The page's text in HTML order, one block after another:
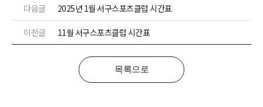
다음글 2025년 1월 서구스포츠클럽 시간표
이전글 11월 서구스포츠클럽 시간표
목록으로